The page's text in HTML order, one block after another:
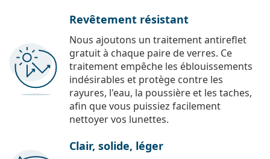
Revêtement résistant
Nous ajoutons un traitement antireflet
gratuit à chaque paire de verres. Ce
traitement empêche les éblouissements
indésirables et protège contre les
rayures, l'eau, la poussière et les taches,
afin que vous puissiez facilement
nettoyer vos lunettes.
Clair, solide, léger